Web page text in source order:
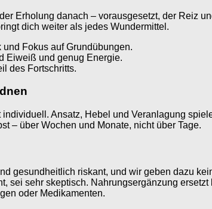
Erholung danach – vorausgesetzt, der Reiz
dich weiter als jedes Wundermittel.
Fokus auf Grundübungen.
Eiweiß und genug Energie.
des Fortschritts.
Ansatz, Hebel und Veranlagung
– über Wochen und Monate, nicht über Tage.
gesundheitlich riskant, und wir geben dazu
sei sehr skeptisch. Nahrungsergänzung
oder Medikamenten.